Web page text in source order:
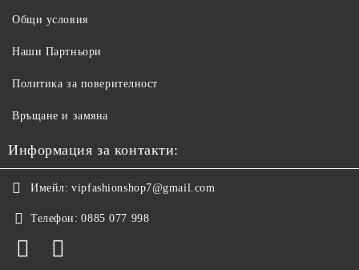
Общи условия
Наши Партньори
Политика за поверителност
Връщане и замяна
Информация за контакти:
Имейл: vipfashionshop7@gmail.com
Телефон: 0885 077 998